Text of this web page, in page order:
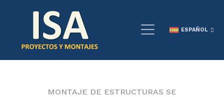
ESPAÑOL
MONTAJE DE ESTRUCTURAS SE